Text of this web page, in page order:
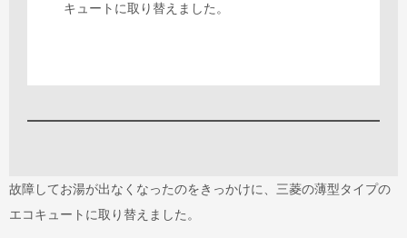
キュートに取り替えました。
故障してお湯が出なくなったのをきっかけに、三菱の薄型タイプの
エコキュートに取り替えました。